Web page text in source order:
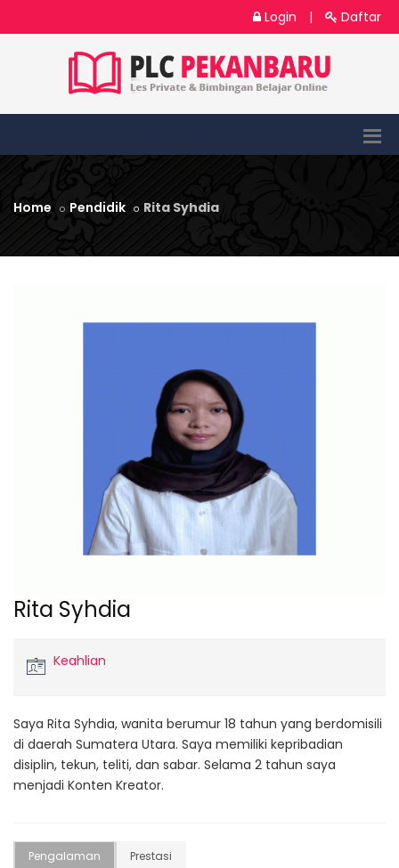
Login | Daftar
Home Pendidik Rita Syhdia
Rita Syhdia
Keahlian
Saya Rita Syhdia, wanita berumur 18 tahun yang berdomisili
di daerah Sumatera Utara. Saya memiliki kepribadian
disiplin, tekun, teliti, dan sabar. Selama 2 tahun saya
menjadi Konten Kreator.
Pengalaman Prestasi